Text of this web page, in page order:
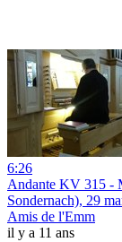
6:26
Andante KV 315 -
Sondernach), 29
Amis de l'Emm
il y a 11 ans